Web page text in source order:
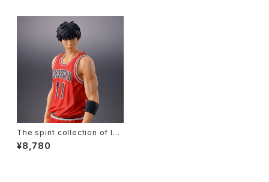
The spirit collection of Ino
ue Takehiko『 SLAM DUNK
（スラムダンク）』 One and Onl
¥8,780